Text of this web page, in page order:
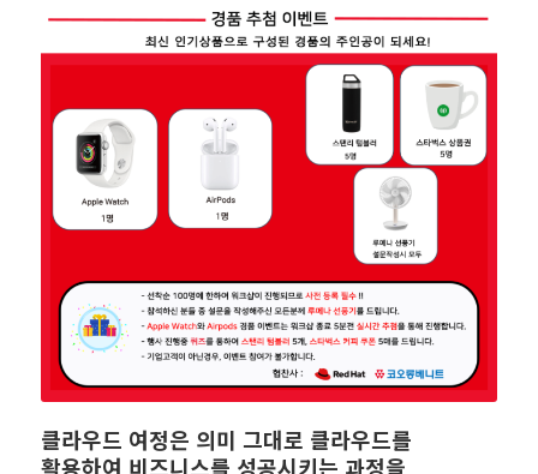
클라우드 여정은 의미 그대로 클라우드를
활용하여 비즈니스를 성공시키는 과정을